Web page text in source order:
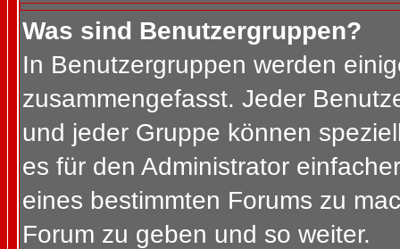
Was sind Benutzergruppen?
In Benutzergruppen werden
zusammengefasst. Jeder
und jeder Gruppe können
es für den Administrator
eines bestimmten Forums zu
Forum zu geben und so weiter.